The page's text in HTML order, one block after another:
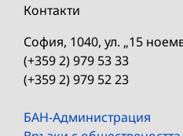
Контакти
София, 1040, ул. „15
(+359 2) 979 53 33
(+359 2) 979 52 23
БАН-Администрация